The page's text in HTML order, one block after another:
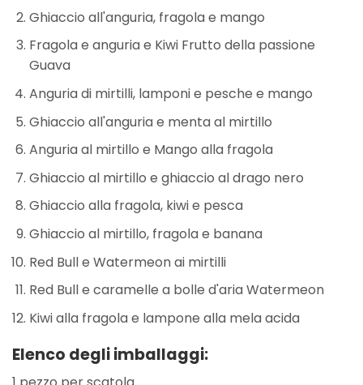
Ghiaccio all'anguria, fragola e mango
Fragola e anguria e Kiwi Frutto della passione
Guava
Anguria di mirtilli, lamponi e pesche e mango
Ghiaccio all'anguria e menta al mirtillo
Anguria al mirtillo e Mango alla fragola
Ghiaccio al mirtillo e ghiaccio al drago nero
Ghiaccio alla fragola, kiwi e pesca
Ghiaccio al mirtillo, fragola e banana
Red Bull e Watermeon ai mirtilli
Red Bull e caramelle a bolle d'aria Watermeon
Kiwi alla fragola e lampone alla mela acida
Elenco degli imballaggi: